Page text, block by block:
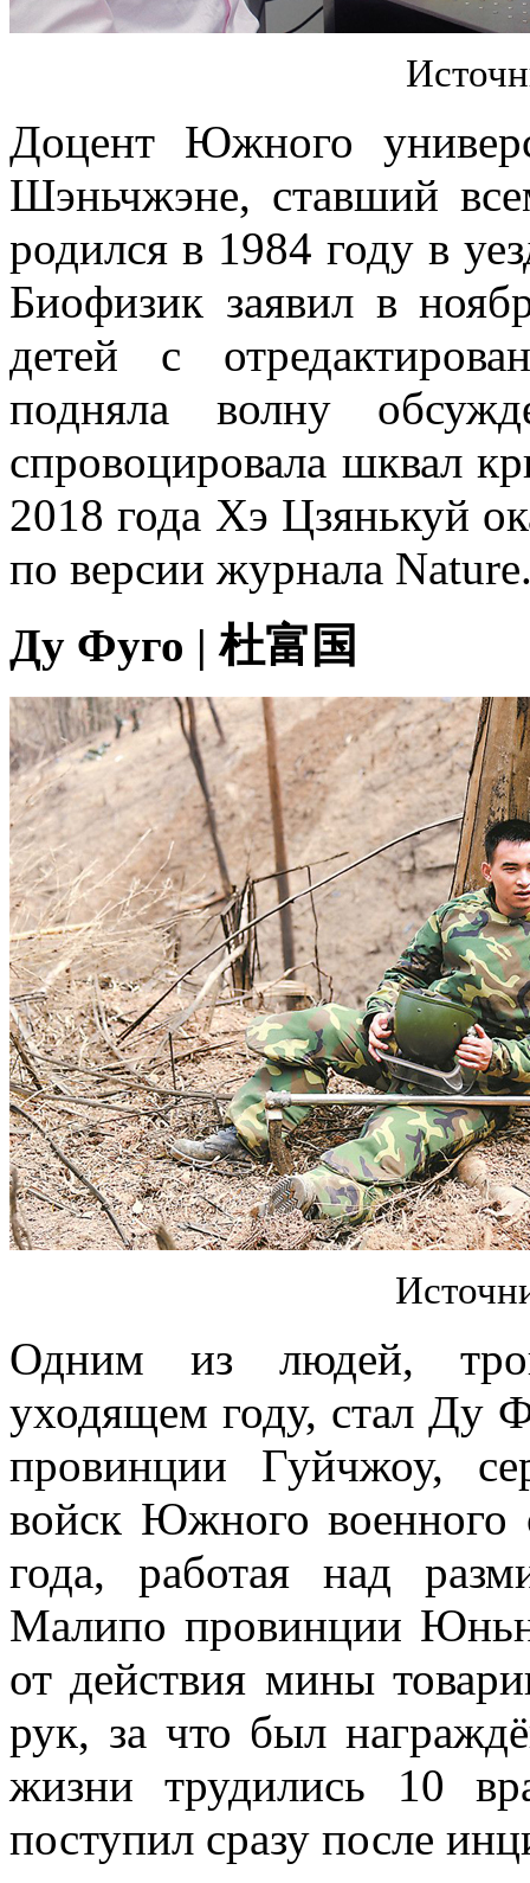
Доцент Южного
Шэньчжэне, ставший
родился в 1984 году в
Биофизик заявил в
детей с
подняла волну
спровоцировала шквал
2018 года Хэ Цзянькуй
по версии журнала
Ду Фуго | 杜富国
Одним из людей,
уходящем году, стал Ду
провинции Гуйчжоу,
войск Южного
года, работая над
Малипо провинции
от действия мины
рук, за что был
жизни трудились 10
поступил сразу после